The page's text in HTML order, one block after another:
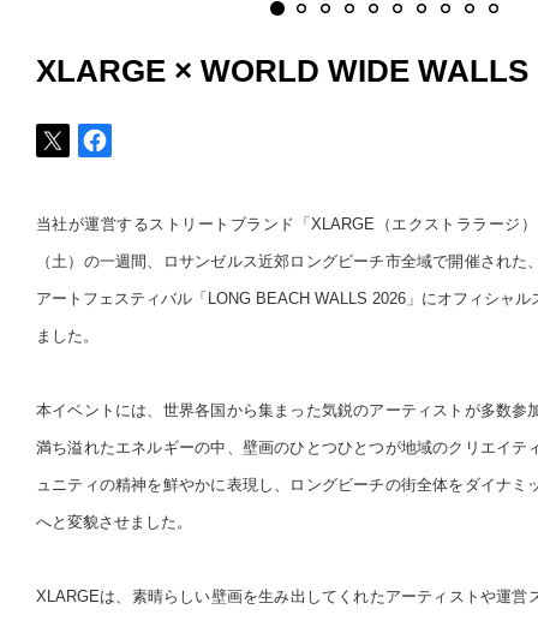
XLARGE × WORLD WIDE WALLS
当社が運営するストリートブランド「XLARGE（エクストララージ
（土）の一週間、ロサンゼルス近郊ロングビーチ市全域で開催された
アートフェスティバル「LONG BEACH WALLS 2026」にオフィシャ
ました。
本イベントには、世界各国から集まった気鋭のアーティストが多数参
満ち溢れたエネルギーの中、壁画のひとつひとつが地域のクリエイテ
ュニティの精神を鮮やかに表現し、ロングビーチの街全体をダイナミ
へと変貌させました。
XLARGEは、素晴らしい壁画を生み出してくれたアーティストや運営